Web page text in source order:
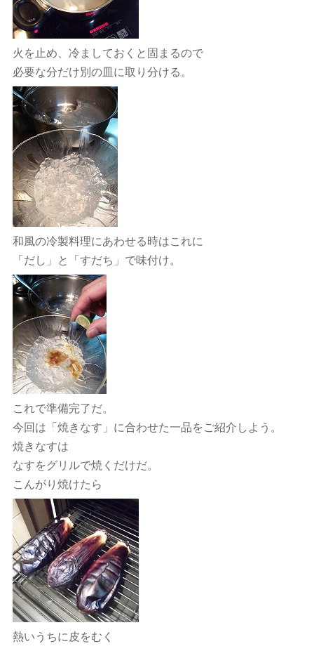
火を止め、冷ましておくと固まるので
必要な分だけ別の皿に取り分ける。
和風の冷製料理にあわせる時はこれに
「だし」と「すだち」で味付け。
これで準備完了だ。
今回は「焼きなす」に合わせた一品をご紹介しよう。
焼きなすは
なすをグリルで焼くだけだ。
こんがり焼けたら
熱いうちに皮をむく